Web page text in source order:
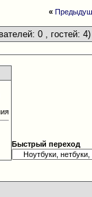
«
0 , гостей: 4)
Быстрый переход